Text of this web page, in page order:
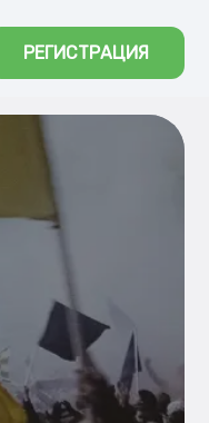
РЕГИСТРАЦИЯ